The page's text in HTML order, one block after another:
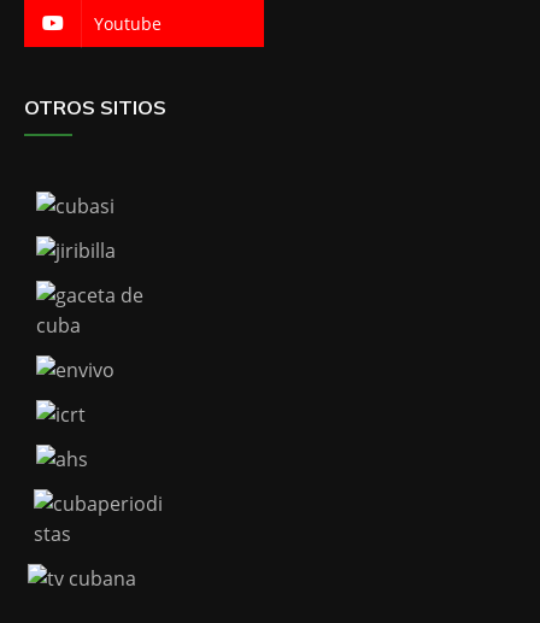
Youtube
OTROS SITIOS